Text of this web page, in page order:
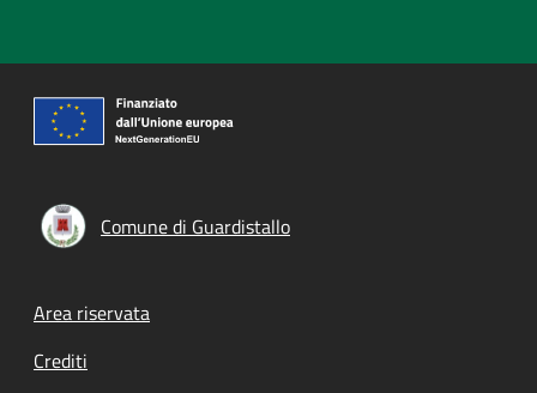
Comune di Guardistallo
Footer menu
Area riservata
Crediti